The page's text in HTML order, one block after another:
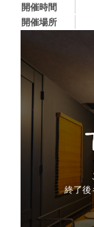
開催時間
開催場所
終了後